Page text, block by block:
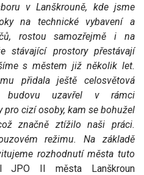
v Lanškrouně, kde jsme
na technické vybavení a
rostou samozřejmě i na
stávající prostory přestávají
s městem již několik let.
přidala ještě celosvětová
budovu uzavřel v rámci
cizí osoby, kam se bohužel
značně ztížilo naši práci.
režimu. Na základě
rozhodnutí města tuto
II města Lanškroun